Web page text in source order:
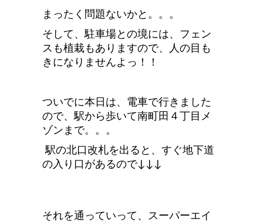
まったく問題ないかと。。。
そして、駐車場との境には、フェン
スも植栽もありますので、人の目も
きになりませんよっ！！
ついでに本日は、電車で行きました
ので、駅から歩いて南町田４丁目メ
ゾンまで。。。
駅の北口改札を出ると、すぐ地下道
の入り口があるので↓↓↓
それを通っていって、スーパーエイ